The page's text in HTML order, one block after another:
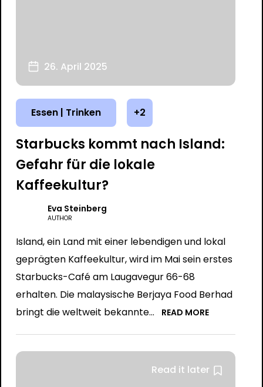
26. April 2025
Essen | Trinken +2
Starbucks kommt nach Island:
Gefahr für die lokale
Kaffeekultur?
Eva Steinberg
AUTHOR
Island, ein Land mit einer lebendigen und lokal
geprägten Kaffeekultur, wird im Mai sein erstes
Starbucks-Café am Laugavegur 66-68
erhalten. Die malaysische Berjaya Food Berhad
bringt die weltweit bekannte...
READ MORE
Read it later